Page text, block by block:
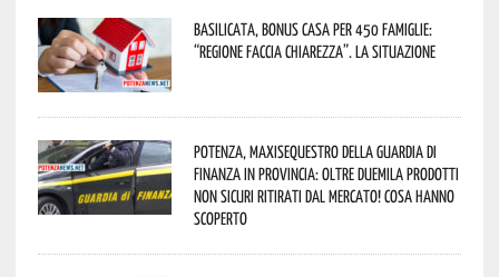
Basilicata, Bonus casa per 450 famiglie:
“Regione faccia chiarezza”. La situazione
Potenza, maxisequestro della Guardia di
Finanza in provincia: oltre duemila prodotti
non sicuri ritirati dal mercato! Cosa hanno
scoperto